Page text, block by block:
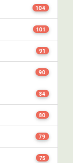
104
101
91
90
84
80
79
75